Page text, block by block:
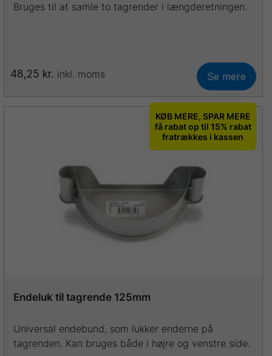
Bruges til at samle to tagrender i længderetningen.
48,25 kr. inkl. moms Se mere
Dette
vare
KØB MERE, SPAR MERE
få rabat op til 15% rabat
fratrækkes i kassen
Endeluk til tagrende 125mm
Universal endebund, som lukker enderne på
tagrenden. Kan bruges både i højre og venstre side.